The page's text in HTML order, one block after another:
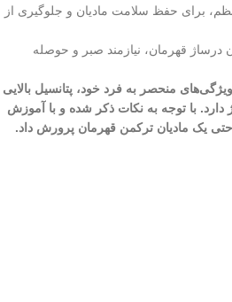
برای حفظ سلامت مادیان و جلوگیری از
درساژ قهرمان، نیازمند صبر و حوصله
منحصر به فرد خود، پتانسیل بالایی
با توجه به نکات ذکر شده و با آموزش
یک مادیان ترکمن قهرمان پرورش داد.